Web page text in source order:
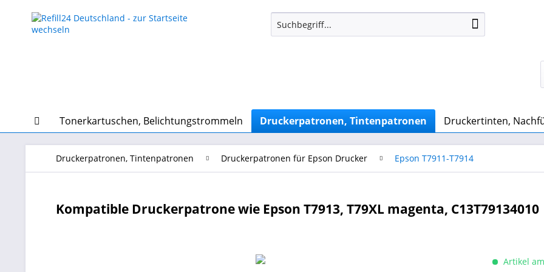
Tonerkartuschen, Belichtungstrommeln Druckerpatronen, Tintenpatronen Druckertinten,
Druckerpatronen, Tintenpatronen Druckerpatronen für Epson Drucker Epson T7911-T7914
Kompatible Druckerpatrone wie Epson T7913, T79XL magenta, C13T79134010
Artikel